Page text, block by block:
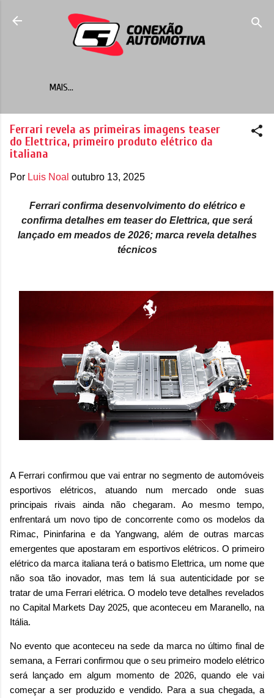
Pular para o conteúdo principal
MAIS…
Ferrari revela as primeiras imagens teaser
do Elettrica, primeiro produto elétrico da
italiana
Por Luis Noal outubro 13, 2025
Ferrari confirma desenvolvimento do elétrico e
confirma detalhes em teaser do Elettrica, que será
lançado em meados de 2026; marca revela detalhes
técnicos
A Ferrari confirmou que vai entrar no segmento de automóveis
esportivos elétricos, atuando num mercado onde suas
principais rivais ainda não chegaram. Ao mesmo tempo,
enfrentará um novo tipo de concorrente como os modelos da
Rimac, Pininfarina e da Yangwang, além de outras marcas
emergentes que apostaram em esportivos elétricos. O primeiro
elétrico da marca italiana terá o batismo Elettrica, um nome que
não soa tão inovador, mas tem lá sua autenticidade por se
tratar de uma Ferrari elétrica. O modelo teve detalhes revelados
no Capital Markets Day 2025, que aconteceu em Maranello, na
Itália.
No evento que aconteceu na sede da marca no último final de
semana, a Ferrari confirmou que o seu primeiro modelo elétrico
será lançado em algum momento de 2026, quando ele vai
começar a ser produzido e vendido. Para a sua chegada, a